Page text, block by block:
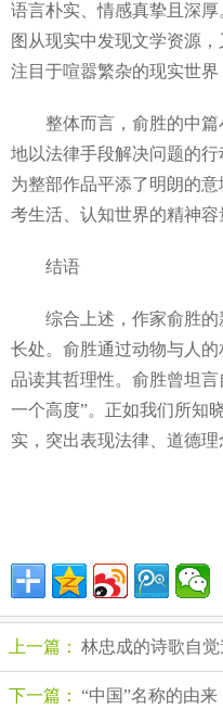
语言朴实、情感真挚且深
图从现实中发现文学资源
注目于喧嚣繁杂的现实世
整体而言，俞胜的中篇小
地以法律手段解决问题的
为整部作品平添了明朗的
考生活、认知世界的精神
结语
综合上述，作家俞胜的新
长处。俞胜通过动物与人
品读其哲理性。俞胜曾坦
一个高度”。正如我们所知
实，突出表现法律、道德
上一篇： 林忠成的诗歌自觉
下一篇： “中国”名称的由来